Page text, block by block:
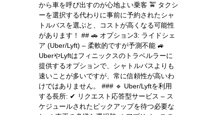
から車を呼び出すのが心地よい乗客 🚖 タクシ
ーを選択する代わりに事前に予約されたシャ
トルバスを選ぶと、コストが高くなる可能性
があります！ ## 🚗 オプション3: ライドシェ
ア (Uber/Lyft) – 柔軟的ですが予測不能 🚙
UberやLyftはフィニックスのトラベルラーに
提供するオプションで、シャトルバスよりも
速いことが多いですが、常に信頼性が高いわ
けではありません。 ### 🔹 Uber/Lyftを利用
する長所: ✔ リクエスト応答型サービス – ス
ケジュールされたピックアップを待つ必要な